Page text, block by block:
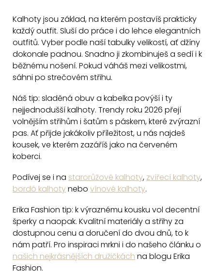
á
d
a
c
í
p
r
v
k
y
v
i
s
u
á
n
k
o
v
á
í
Kalhoty jsou základ, na kterém postavíš prakticky
každý outfit. Sluší do práce i do lehce elegantních
outfitů. Vyber podle naší tabulky velikostí, ať džíny
dokonale padnou. Snadno ji zkombinuješ a sedí i k
běžnému nošení. Pokud váháš mezi velikostmi,
sáhni po strečovém střihu.
Náš tip: sladěná obuv a kabelka povýší i ty
nejjednodušší kalhoty. Trendy roku 2026 přejí
volnějším střihům i šatům s páskem, které zvýrazní
pas. Ať přijde jakákoliv příležitost, u nás najdeš
kousek, ve kterém zazáříš jako na červeném
koberci.
Podívej se i na starorůžové kalhoty, zvířecí kalhoty,
bordó kalhotynebo vínové kalhoty.
Erika Fashion tip: k výraznému kousku vol decentní
šperky a naopak. Kvalitní materiály a střihy za
dostupnou cenu a doručení do dvou dnů, to k
nám patří. Pro inspiraci mrkni i do našeho článku o
našich nejkrásnějších družičkách na blogu Erika
Fashion.